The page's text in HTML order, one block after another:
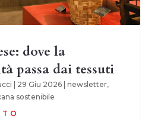
dove la
passa dai tessuti
29 Giu 2026| newsletter,
sostenibile